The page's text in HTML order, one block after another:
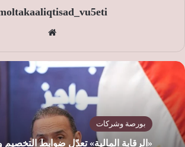
الوي
ب
بورصة وشركات
«الرقابة المالية» تعدّل ضوابط التخصيم